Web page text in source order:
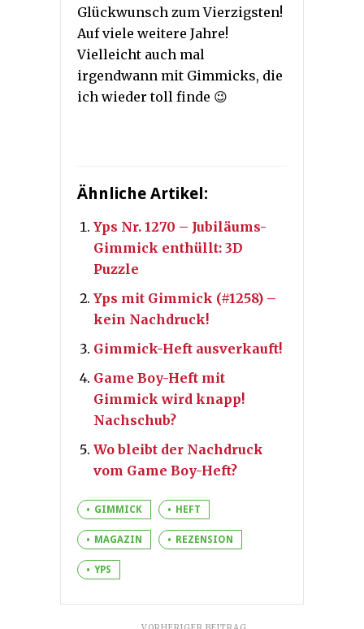
Glückwunsch zum Vierzigsten!
Auf viele weitere Jahre!
Vielleicht auch mal
irgendwann mit Gimmicks, die
ich wieder toll finde 😉
Ähnliche Artikel:
Yps Nr. 1270 – Jubiläums-
Gimmick enthüllt: 3D
Puzzle
Yps mit Gimmick (#1258) –
kein Nachdruck!
Gimmick-Heft ausverkauft!
Game Boy-Heft mit
Gimmick wird knapp!
Nachschub?
Wo bleibt der Nachdruck
vom Game Boy-Heft?
GIMMICK HEFT
MAGAZIN REZENSION
YPS